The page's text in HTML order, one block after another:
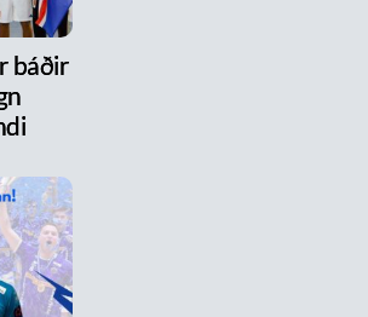
báðir